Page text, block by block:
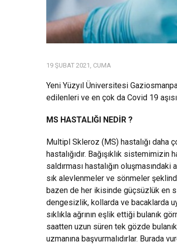
19 ŞUBAT 2021, CUMA
Yeni Yüzyıl Üniversitesi
edilenleri ve en çok da Covid 19
MS HASTALIĞI NEDİR ?
Multipl Skleroz (MS) hastalığı daha
hastalığıdır. Bağışıklık
saldırması hastalığın
sık alevlenmeler ve sönmeler
bazen de her ikisinde güçsüzlük en
dengesizlik, kollarda ve bacaklarda
sıklıkla ağrının eşlik ettiği bulanık
saatten uzun süren tek gözde
uzmanına başvurmalıdırlar. Burada